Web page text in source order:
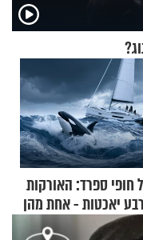
חופי ספרד: האורקות
יאכטות - אחת מהן